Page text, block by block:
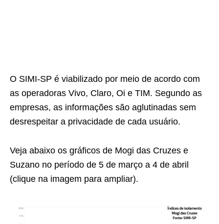
O SIMI-SP é viabilizado por meio de acordo com
as operadoras Vivo, Claro, Oi e TIM. Segundo as
empresas, as informações são aglutinadas sem
desrespeitar a privacidade de cada usuário.
Veja abaixo os gráficos de Mogi das Cruzes e
Suzano no período de 5 de março a 4 de abril
(clique na imagem para ampliar).